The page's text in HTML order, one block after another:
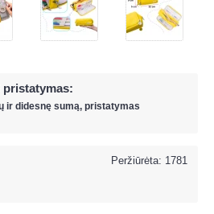
pristatymas:
ir didesnę sumą, pristatymas
Peržiūrėta: 1781